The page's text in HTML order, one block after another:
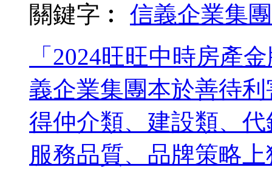
關鍵字︰ 信義企業集團
「2024旺旺中時房產
義企業集團本於善待
得仲介類、建設類、
服務品質、品牌策略